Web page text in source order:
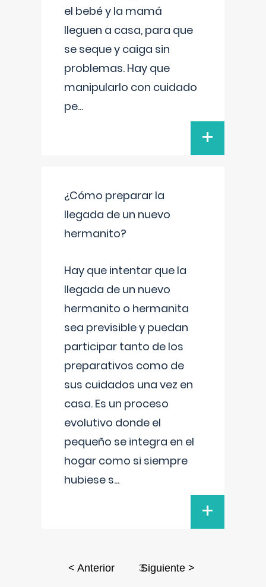
el bebé y la mamá
lleguen a casa, para que
se seque y caiga sin
problemas. Hay que
manipularlo con cuidado
pe...
+
¿Cómo preparar la
llegada de un nuevo
hermanito?
Hay que intentar que la
llegada de un nuevo
hermanito o hermanita
sea previsible y puedan
participar tanto de los
preparativos como de
sus cuidados una vez en
casa. Es un proceso
evolutivo donde el
pequeño se integra en el
hogar como si siempre
hubiese s...
+
< Anterior 3Siguiente >